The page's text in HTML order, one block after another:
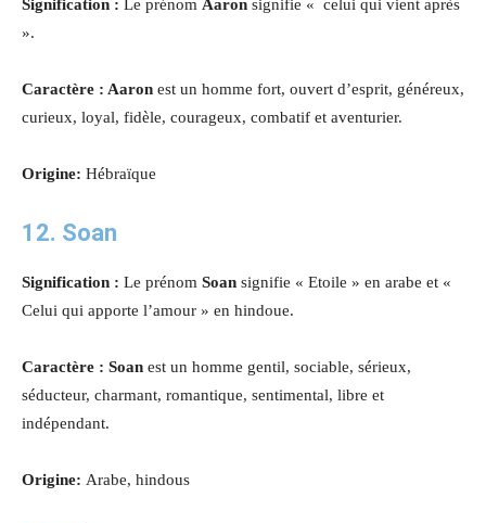
Signification : Le prénom Aaron signifie « celui qui vient après
».
Caractère : Aaron est un homme fort, ouvert d’esprit, généreux,
curieux, loyal, fidèle, courageux, combatif et aventurier.
Origine: Hébraïque
12. Soan
Signification : Le prénom Soan signifie « Etoile » en arabe et «
Celui qui apporte l’amour » en hindoue.
Caractère : Soan est un homme gentil, sociable, sérieux,
séducteur, charmant, romantique, sentimental, libre et
indépendant.
Origine: Arabe, hindous